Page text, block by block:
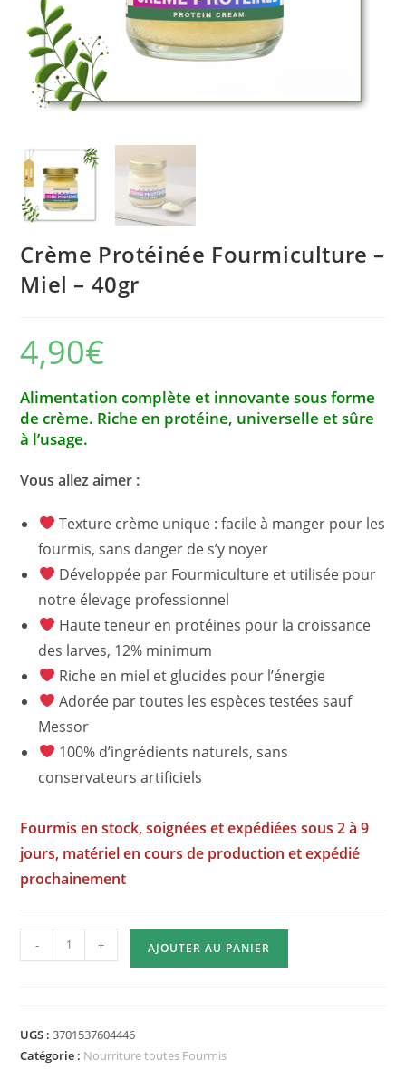
Crème Protéinée Fourmiculture –
Miel – 40gr
4,90€
Alimentation complète et innovante sous forme
de crème. Riche en protéine, universelle et sûre
à l’usage.
Vous allez aimer :
Texture crème unique : facile à manger pour les
fourmis, sans danger de s’y noyer
Développée par Fourmiculture et utilisée pour
notre élevage professionnel
Haute teneur en protéines pour la croissance
des larves, 12% minimum
Riche en miel et glucides pour l’énergie
Adorée par toutes les espèces testées sauf
Messor
100% d’ingrédients naturels, sans
conservateurs artificiels
Fourmis en stock, soignées et expédiées sous 2 à 9
jours, matériel en cours de production et expédié
prochainement
quantité
de
Fourmiculture
-
- + AJOUTER AU PANIER
UGS :3701537604446
Catégorie : Nourriture toutes Fourmis